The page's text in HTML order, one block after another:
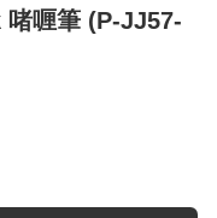
喱筆 (P-JJ57-